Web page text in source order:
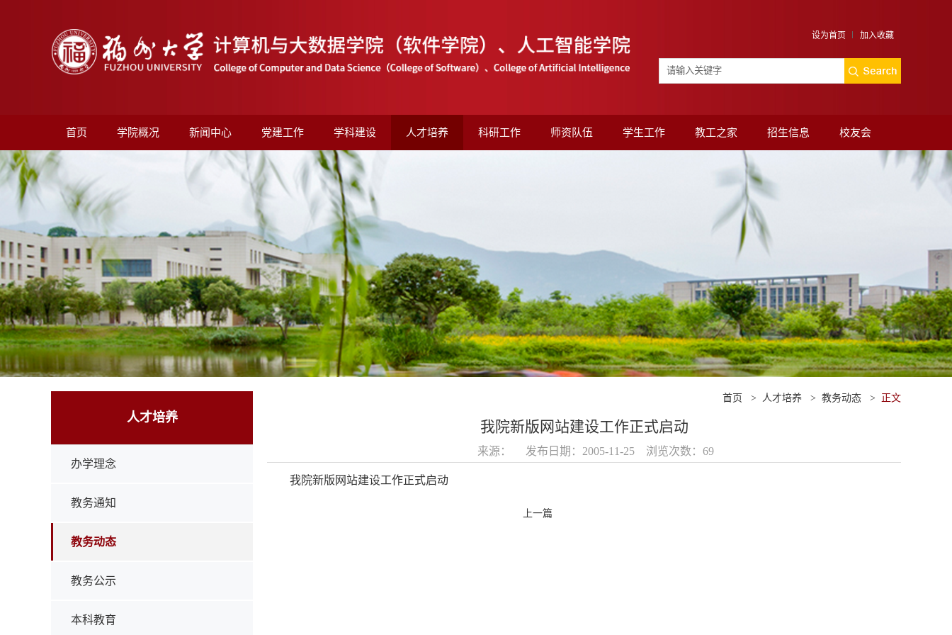
设为首页 加入收藏
首页 学院概况 新闻中心 党建工作 学科建设 人才培养 科研工作 师资队伍 学生工作 教工之家 招生信息 校友会
人才培养
办学理念
教务通知
教务动态
教务公示
本科教育
首页 > 人才培养 > 教务动态 > 正文
我院新版网站建设工作正式启动
来源： 发布日期：2005-11-25 浏览次数： 69
我院新版网站建设工作正式启动
上一篇